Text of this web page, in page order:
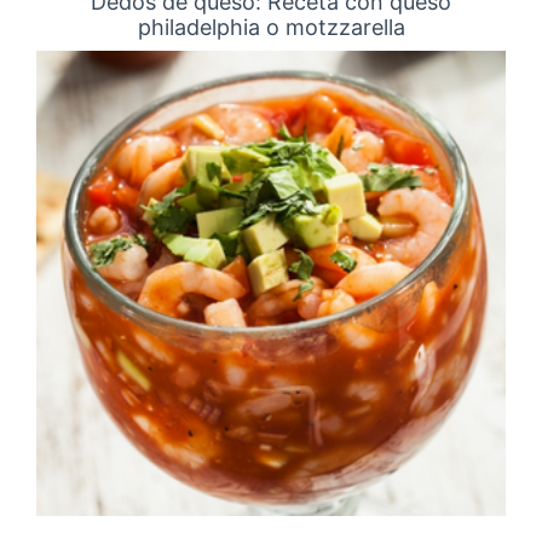
philadelphia o motzzarella